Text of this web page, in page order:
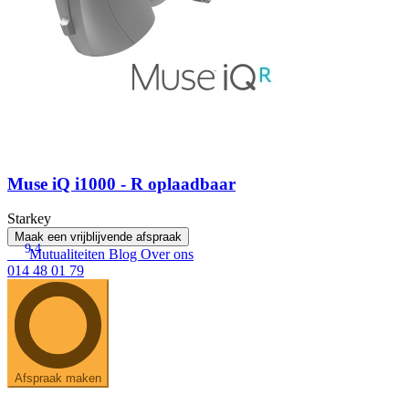
Muse iQ i1000 - R oplaadbaar
Starkey
Maak een vrijblijvende afspraak
9.4
Mutualiteiten Blog Over ons
014 48 01 79
Afspraak maken